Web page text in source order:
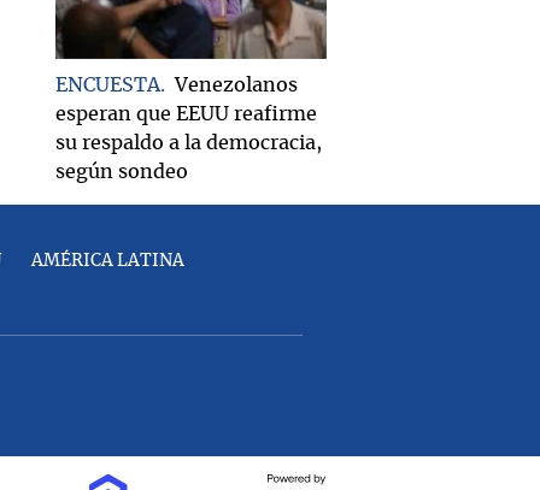
ENCUESTA
Venezolanos
esperan que EEUU reafirme
su respaldo a la democracia,
según sondeo
AMÉRICA LATINA